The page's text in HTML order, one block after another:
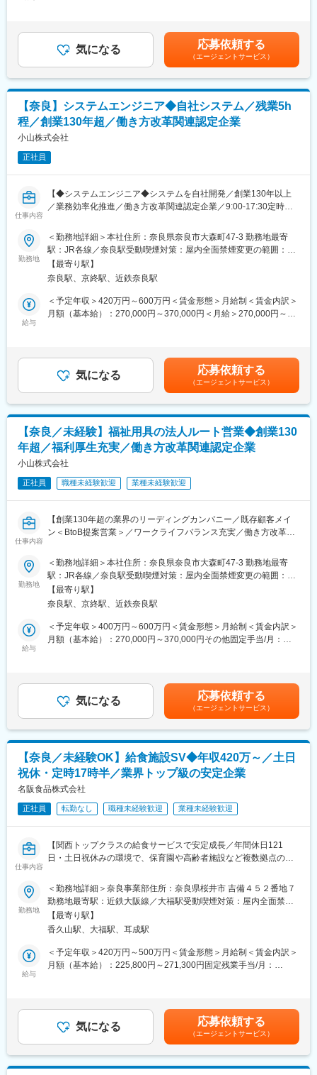
当社が展開するブランド『devirock』は、子育てのすべての時間
が楽しくなるライフスタイルを提供したいと考えています。公式
サイト、楽天市場、ZOZOTOWNなどECサイト中心に販売してお
り、2025年は楽天ショップ・オブ・ザ・イヤー2025 キッズ・ジ
ュニア ジャンル賞の大賞を受賞。子育てにおいて必要とされるブ
ランドとなり、子ども服業界日本一を目指しています。
変更の範囲：会社の定める業務
奈良県内の既存顧客を中心に、複合機やITサービスを活用した業
務改善の提案を行う法人営業です。
お客様の業務効率化やDX推進を支えながら、長期的な信頼関係を
・お客様の課題や要望のヒアリング
・複合機やネットワーク機器、クラウドサービスなどの提案
・見積作成、受注対応、導入後のフォロー
複合機やプリンターに加え、文書管理システム、クラウドサービ
ス、ネットワーク機器などを取り扱います。
き方の改善や業務効率化を支援します。
営業組織は16名体制で、顧客規模ごとに2つのグループに分かれ
ています。
経験豊富なメンバーが多数在籍しており、相談しやすい雰囲気の
中で業務を進めています。
心して知識を身につけられます。
実務はOJTを中心に習得していきます。
顧客との接し方や提案の進め方も段階的に学べるため、IT業界未
経験の方や営業経験が浅い方も着実に成長できる環境です。
■キャリアパス
独り立ち後は既存顧客への提案活動を担当し、関係構築を通じて
顧客満足度の向上と事業成長に貢献いただきます。
組織拡大に伴い、将来的には後輩育成やチーム運営に携わる機会
もあります。
営業リーダーやマネジメントポジションなど、多様なキャリア形
変更の範囲：会社の定める業務
手当＞有＜給与補足＞月給＋賞与制。固定残業代（18時間45分、
32,000円）を含む。超過分は別途支給。賃金はあくまでも目安の
金額であり、選考を通じて上下する可能性があります。月給(月額)
は固定手当を含めた表記です。
気になる 応募依頼する
（エージェントサービス）
【奈良】システムエンジニア◆自社システム／残業5h
程／創業130年超／働き方改革関連認定企業
小山株式会社
正社員
仕事内容
【◆システムエンジニア◆システムを自社開発／創業130年以上
／業務効率化推進／働き方改革関連認定企業／9:00-17:30定時で
寝具リース、医療寝具事業を展開する当社において、システムエ
ンジニアとしてご活躍いただきます。
※スキルに合わせて、以下業務を行って頂きます
＜具体的な業務＞
ITを通じてお客様の課題を解決するポジションです。営業がヒア
リングした顧客課題やニーズをもとに、新たなシステムを開発頂
・WEBシステムの開発
・開発したシステムのサポート
・新サービスの導入・提供サポート
つ、日用品などをお渡しするサービスです。病院様の管理や請求
業務をシステムによって行うことで業務における負担を軽減する
ことができます。
で管理し、在庫管理・発注・請求業務を一括して行うことができ
ます。システムを導入することで病院や福祉施設関係者様の業務
■開発環境
・バックエンド：Django、CakePHP,
・データベース：SQLServer、MySQL
・プラットフォーム：Windows Server、CentOS、iOS
・ツール：GitLab、Microsoft Power BI、Selenium、SikuliX,
■当社について
今、社会に必要とされる新しい商品やサービスをご提供すること
が当社の使命であると考えています。
変更の範囲：会社の定める業務
勤務地
＜勤務地詳細＞本社住所：奈良県奈良市大森町47-3 勤務地最寄
駅：JR各線／奈良駅受動喫煙対策：屋内全面禁煙変更の範囲：会
社の定める事業所
【最寄り駅】
奈良駅、京終駅、近鉄奈良駅
給与
＜予定年収＞420万円～600万円＜賃金形態＞月給制＜賃金内訳＞
月額（基本給）：270,000円～370,000円＜月給＞270,000円～
※転勤手当：4万円／転身赴任手当：5万円がございます賃金はあ
くまでも目安の金額であり、選考を通じて上下する可能性があり
ます。月給(月額)は固定手当を含めた表記です。
気になる 応募依頼する
（エージェントサービス）
【奈良／未経験】福祉用具の法人ルート営業◆創業130
年超／福利厚生充実／働き方改革関連認定企業
小山株式会社
正社員 職種未経験歓迎 業種未経験歓迎
仕事内容
【創業130年超の業界のリーディングカンパニー／既存顧客メイ
ン＜BtoB提案営業＞／ワークライフバランス充実／働き方改革関
■職務内容：
福祉用具のリース事業者（法人向け）に対する営業をお任せいた
します。既存顧客がメインのため、長期的に顧客と信頼関係を築
くことが可能です。教育制度・評価制度・福利厚生も充実してお
り、営業未経験の方でも安心してご就業いただける環境です。
＜具体的には＞
（2）ケアマネージャー等の関係者と打ち合わせをし、ご利用者様
に適した福祉用具の提案
（3）顧客のニーズに応じて、自社開発のITサービス（業務改善ア
※顧客規模は様々のため、社長や役員の方とやりとりをすることも
多くあるため、提案スキルが身に付きます。担当社数は約10～20
件程度で、1日の訪問件数は多い時でも5～6件、通常時で3件程度
※過去営業経験のある方はもちろん、スポーツジムで働かれてた方
やルート配送業務をやられていた方などもご活躍されています。
■働き方：
ITツール導入やDX化などにより働き方改革を進めています。5連
イフバランスの向上に向き合う会社です。
■入社後の流れ：
営業にチャレンジしたい！お客様と長期的に信頼関係を気づき頼
仕事に慣れるまでは先輩社員に同行し、ニーズの引き出し方や提
案方法、業界特有の専門知識や商品知識を徐々に習得していきま
■特徴：
◎将来性あふれる福祉業界がメイン市場：人口減少・超高齢化が
進むことで今後も拡大が予想される業界への提案営業となります
ので会社の将来性にも安心できます。
勤務地
＜勤務地詳細＞本社住所：奈良県奈良市大森町47-3 勤務地最寄
駅：JR各線／奈良駅受動喫煙対策：屋内全面禁煙変更の範囲：会
社の定める事業所
【最寄り駅】
奈良駅、京終駅、近鉄奈良駅
給与
＜予定年収＞400万円～600万円＜賃金形態＞月給制＜賃金内訳＞
月額（基本給）：270,000円～370,000円その他固定手当/月：
賞与：年2回（標準賞与月数：4ヶ月）※評価、業績により変動の
可能性あり■定額手当：外勤手当7,600円※転勤手当：4万円／転身
赴任手当：5万円がございます賃金はあくまでも目安の金額であ
り、選考を通じて上下する可能性があります。月給(月額)は固定手
当を含めた表記です。
気になる 応募依頼する
（エージェントサービス）
【奈良／未経験OK】給食施設SV◆年収420万～／土日
祝休・定時17時半／業界トップ級の安定企業
名阪食品株式会社
正社員 転勤なし 職種未経験歓迎 業種未経験歓迎
仕事内容
【関西トップクラスの給食サービスで安定成長／年間休日121
日・土日祝休みの環境で、保育園や高齢者施設など複数拠点の調
保育園・老人ホーム・学校・企業様などの給食・社食サービスを
提供する当社にて、各施設の「調理現場の運営管理」をお任せし
ます。
売上拡大よりも、年度契約で見込まれている売上を前提に「現場
が安全・安定的に回っているか」を管理するポジションです。10
～15施設を担当し、勤怠・採用・計数管理、顧客との打ち合わせ
を通じて、現場スタッフと顧客双方を支える仕事です。未経験の
■業務内容：
・担当施設（10～15件）の巡回訪問と現場運営状況の確認
・勤怠管理、シフト作成、スタッフ採用などの人員管理
勤務地
＜勤務地詳細＞奈良事業部住所：奈良県桜井市 吉備４５２番地７
勤務地最寄駅：近鉄大阪線／大福駅受動喫煙対策：屋内全面禁煙
変更の範囲：無
【最寄り駅】
香久山駅、大福駅、耳成駅
給与
＜予定年収＞420万円～500万円＜賃金形態＞月給制＜賃金内訳＞
月額（基本給）：225,800円～271,300円固定残業手当/月：
に賞与を含みます。給与詳細は、経験により優遇します。■昇給：
年1回■賞与：年2回（過去実績2ヶ月）【モデル年収】係長／平均
530万円課長／平均620万円部長／平均830万円賃金はあくまでも
目安の金額であり、選考を通じて上下する可能性があります。月
給(月額)は固定手当を含めた表記です。
気になる 応募依頼する
（エージェントサービス）